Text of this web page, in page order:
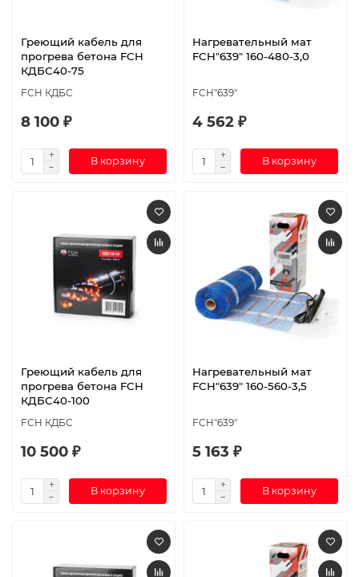
Греющий кабель для
прогрева бетона FCH
КДБС40-75
FCH КДБС
8 100 ₽
В корзину
Нагревательный мат
FCH"639" 160-480-3,0
FCH"639"
4 562 ₽
В корзину
Греющий кабель для
прогрева бетона FCH
КДБС40-100
FCH КДБС
10 500 ₽
В корзину
Нагревательный мат
FCH"639" 160-560-3,5
FCH"639"
5 163 ₽
В корзину